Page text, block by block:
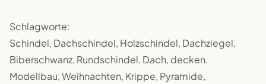
Schlagworte:
Schindel, Dachschindel, Holzschindel, Dachziegel,
Biberschwanz, Rundschindel, Dach, decken,
Modellbau, Weihnachten, Krippe, Pyramide,